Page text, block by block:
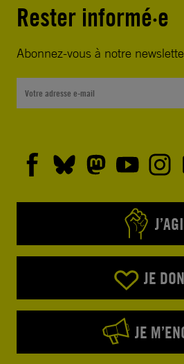
Rester informé·e
Abonnez-vous à notre
JE
JE